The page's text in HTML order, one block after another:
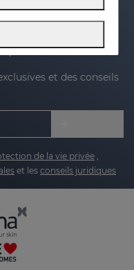
et recevez
prochain achat
et des conseils
de la vie privée ,
et les conseils juridiques